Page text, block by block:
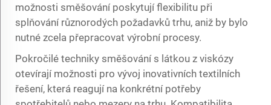
možnosti směšování poskytují flexibilitu při
splňování různorodých požadavků trhu, aniž by bylo
nutné zcela přepracovat výrobní procesy.
Pokročilé techniky směšování s látkou z viskózy
otevírají možnosti pro vývoj inovativních textilních
řešení, která reagují na konkrétní potřeby